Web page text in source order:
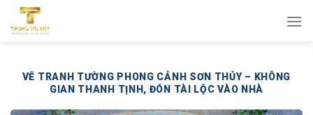
qua
VẼ TRANH TƯỜNG PHONG CẢNH SƠN THỦY – KHÔNG
GIAN THANH TỊNH, ĐÓN TÀI LỘC VÀO NHÀ